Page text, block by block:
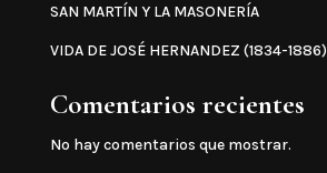
SAN MARTÍN Y LA MASONERÍA
VIDA DE JOSÉ HERNANDEZ (1834-1886)
Comentarios recientes
No hay comentarios que mostrar.